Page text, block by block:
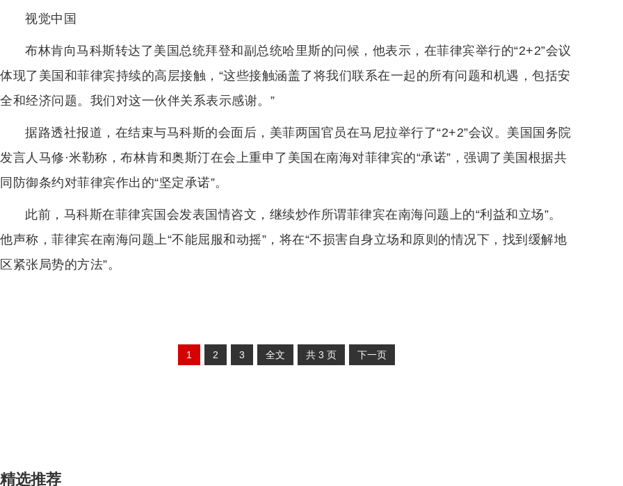
视觉中国
布林肯向马科斯转达了美国总统拜登和副总统哈里斯的问候，他表示，在菲律宾举行的“2+2”会议
体现了美国和菲律宾持续的高层接触，“这些接触涵盖了将我们联系在一起的所有问题和机遇，包括安
全和经济问题。我们对这一伙伴关系表示感谢。”
据路透社报道，在结束与马科斯的会面后，美菲两国官员在马尼拉举行了“2+2”会议。美国国务院
发言人马修·米勒称，布林肯和奥斯汀在会上重申了美国在南海对菲律宾的“承诺”，强调了美国根据共
同防御条约对菲律宾作出的“坚定承诺”。
此前，马科斯在菲律宾国会发表国情咨文，继续炒作所谓菲律宾在南海问题上的“利益和立场”。
他声称，菲律宾在南海问题上“不能屈服和动摇”，将在“不损害自身立场和原则的情况下，找到缓解地
区紧张局势的方法”。
1 2 3 全文 共 3 页 下一页
精选推荐